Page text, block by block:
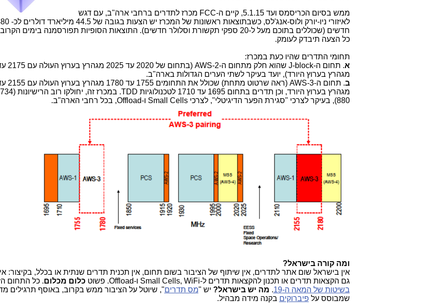
ממש בסיום הכריסמס ועד 5.1.15, קיים ה-FCC מכרז לתדרים ברחבי ארה"ב, עם דגש
חדשים (שכוללים בתוכם מעל ל-20 ספקי תקשורת וסלולר חדשים). התוצאות הסופיות תפורסמנה בימים
כל הצעה תיבדק לעומק.
תחומי התדרים שהיו כעת במכרז:
א
מגהרץ בערוץ היורד), יועד בעיקר לשתי הערים הגדולות בארה"ב.
ב
880), בעיקר לצרכי "סגירת הפער הדיגיטלי", לצרכי Small Cells ו-Offload, בכל רחבי הארה"ב.
ומה קורה בישראל?
אין בישראל שום אתר לתדרים, אין שיתוף של הציבור בשום תחום, אין תכנית תדרים שנתית או בכלל, בקיצור:
גם הקצאות תדרים או תכנון להקצאות תדרים ל-Small Cells, WiFi ו-Offload. פשוט
כלום מכלום. כל התחום
בשיטות של המאה ה-19
. מה יש בישראל? יש "מס תדרים", שיוטל על הציבור ממש בקרוב, באוסף תרגילים
שמבוסס על פיברוקים בקנה מידה מבהיל.